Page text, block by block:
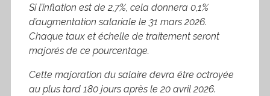
Si l’inflation est de 2,7%, cela donnera 0,1%
d’augmentation salariale le 31 mars 2026.
Chaque taux et échelle de traitement seront
majorés de ce pourcentage.
Cette majoration du salaire devra être octroyée
au plus tard 180 jours après le 20 avril 2026.